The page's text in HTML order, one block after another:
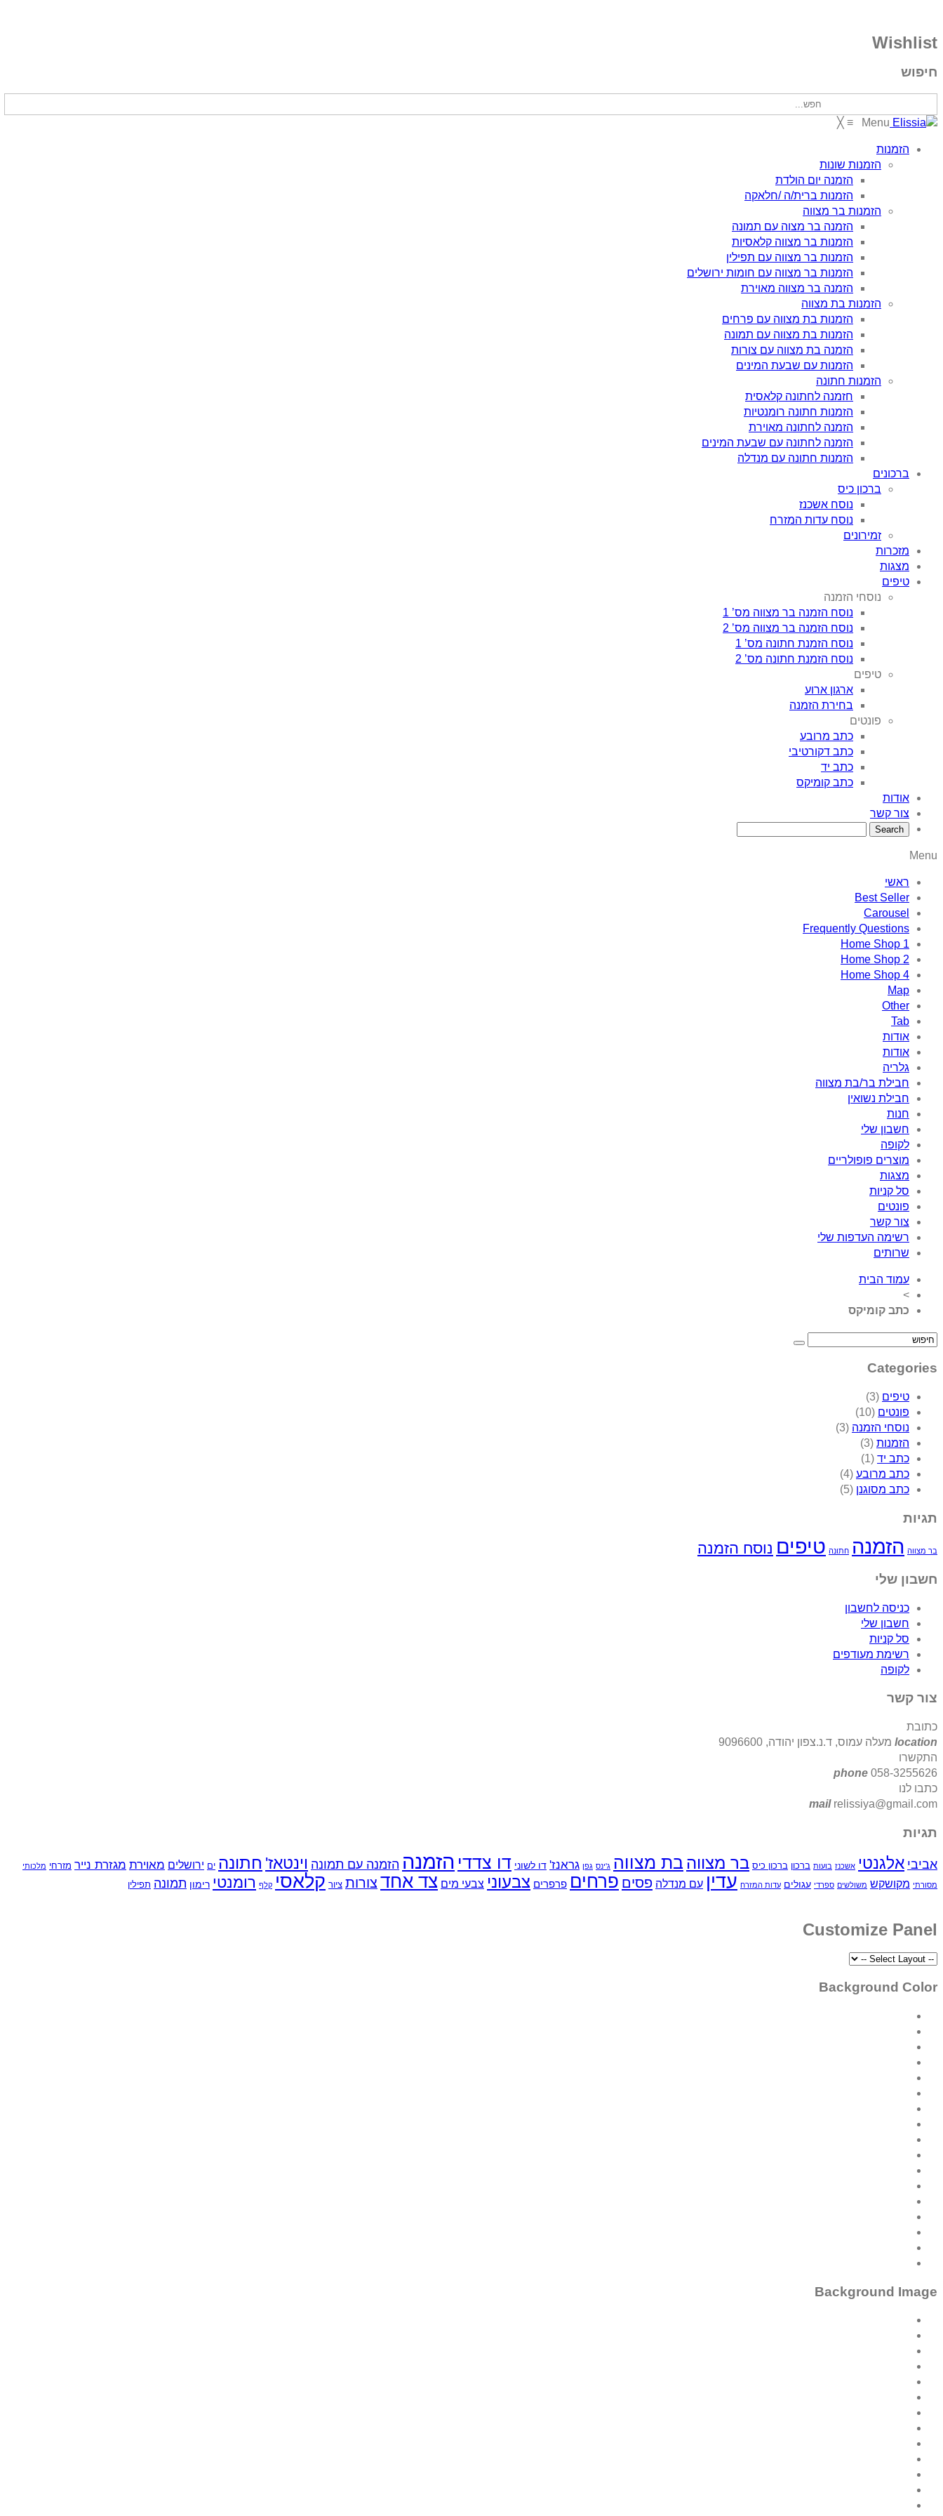
Wishlist
חיפוש
Menu
≡
╳
הזמנות
הזמנות שונות
הזמנה יום הולדת
הזמנות ברית/ה /חלאקה
הזמנות בר מצווה
הזמנה בר מצוה עם תמונה
הזמנות בר מצווה קלאסיות
הזמנות בר מצווה עם תפילין
הזמנות בר מצווה עם חומות ירושלים
הזמנה בר מצווה מאוירת
הזמנות בת מצווה
הזמנות בת מצווה עם פרחים
הזמנות בת מצווה עם תמונה
הזמנה בת מצווה עם צורות
הזמנות עם שבעת המינים
הזמנות חתונה
חזמנה לחתונה קלאסית
הזמנות חתונה רומנטיות
הזמנה לחתונה מאוירת
הזמנה לחתונה עם שבעת המינים
הזמנות חתונה עם מנדלה
ברכונים
ברכון כיס
נוסח אשכנז
נוסח עדות המזרח
זמירונים
מזכרות
מצגות
טיפים
נוסחי הזמנה
נוסח הזמנה בר מצווה מס’ 1
נוסח הזמנה בר מצווה מס’ 2
נוסח הזמנת חתונה מס’ 1
נוסח הזמנת חתונה מס’ 2
טיפים
ארגון ארוע
בחירת הזמנה
פונטים
כתב מרובע
כתב דקורטיבי
כתב יד
כתב קומיקס
אודות
צור קשר
Menu
ראשי
Best Seller
Carousel
Frequently Questions
Home Shop 1
Home Shop 2
Home Shop 4
Map
Other
Tab
אודות
אודות
גלריה
חבילת בר/בת מצווה
חבילת נשואין
חנות
חשבון שלי
לקופה
מוצרים פופולריים
מצגות
סל קניות
פונטים
צור קשר
רשימה העדפות שלי
שרותים
עמוד הבית
>
כתב קומיקס
Categories
טיפים (3)
פונטים (10)
נוסחי הזמנה (3)
הזמנות (3)
כתב יד (1)
כתב מרובע (4)
כתב מסוגנן (5)
תגיות
בר מצווה הזמנה חתונה טיפים נוסח הזמנה
חשבון שלי
כניסה לחשבון
חשבון שלי
סל קניות
רשימת מעודפים
לקופה
צור קשר
כתובת
location מעלה עמוס, ד.נ.צפון יהודה, 9096600
התקשרו
phone 058-3255626
כתבו לנו
mailrelissiya@gmail.com
תגיות
אביבי אלגנטי אשכנז בועות ברכון ברכון כיס בר מצווה בת מצווה ג'ינס גפן גראנז' דו לשוני דו צדדי הזמנה הזמנה עם תמונה וינטאז' חתונה ים ירושלים מאוירת מגזרת נייר מזרחי מלכותי
מסורתי מקושקש משולשים ספרדי עגולים עדות המזרח עדין עם מנדלה פסים פרחים פרפרים צבעוני צבעי מים צד אחד צורות ציור קלאסי קלף רומנטי רימון תמונה תפילין
Customize Panel
Background Color
Background Image